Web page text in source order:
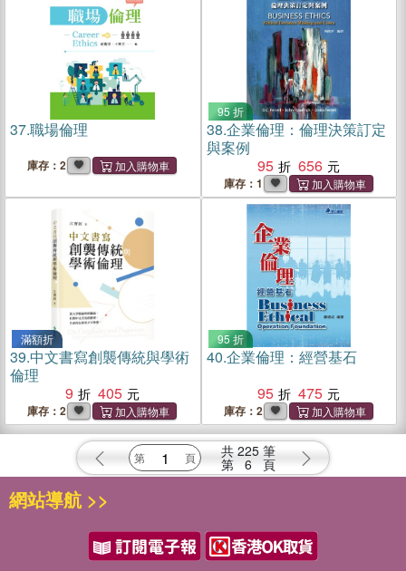
37.職場倫理
庫存：2
95 折
38.企業倫理：倫理決策訂定
與案例
95
656
庫存：1
滿額折
39.中文書寫創襲傳統與學術
倫理
9
405
庫存：2
95 折
40.企業倫理：經營基石
95
475
庫存：2
共 225 筆
第 6 頁
網站導航 >>